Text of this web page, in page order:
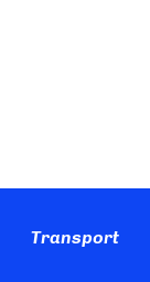
Transport